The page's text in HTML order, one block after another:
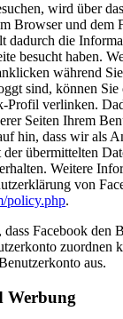
wird über
Browser und dem
dadurch die
besucht haben.
während
sind, können Sie
Profil verlinken.
Seiten Ihrem
hin, dass wir als
übermittelten
Weitere
von
policy.php.
Facebook den
zuordnen
aus.
Werbung